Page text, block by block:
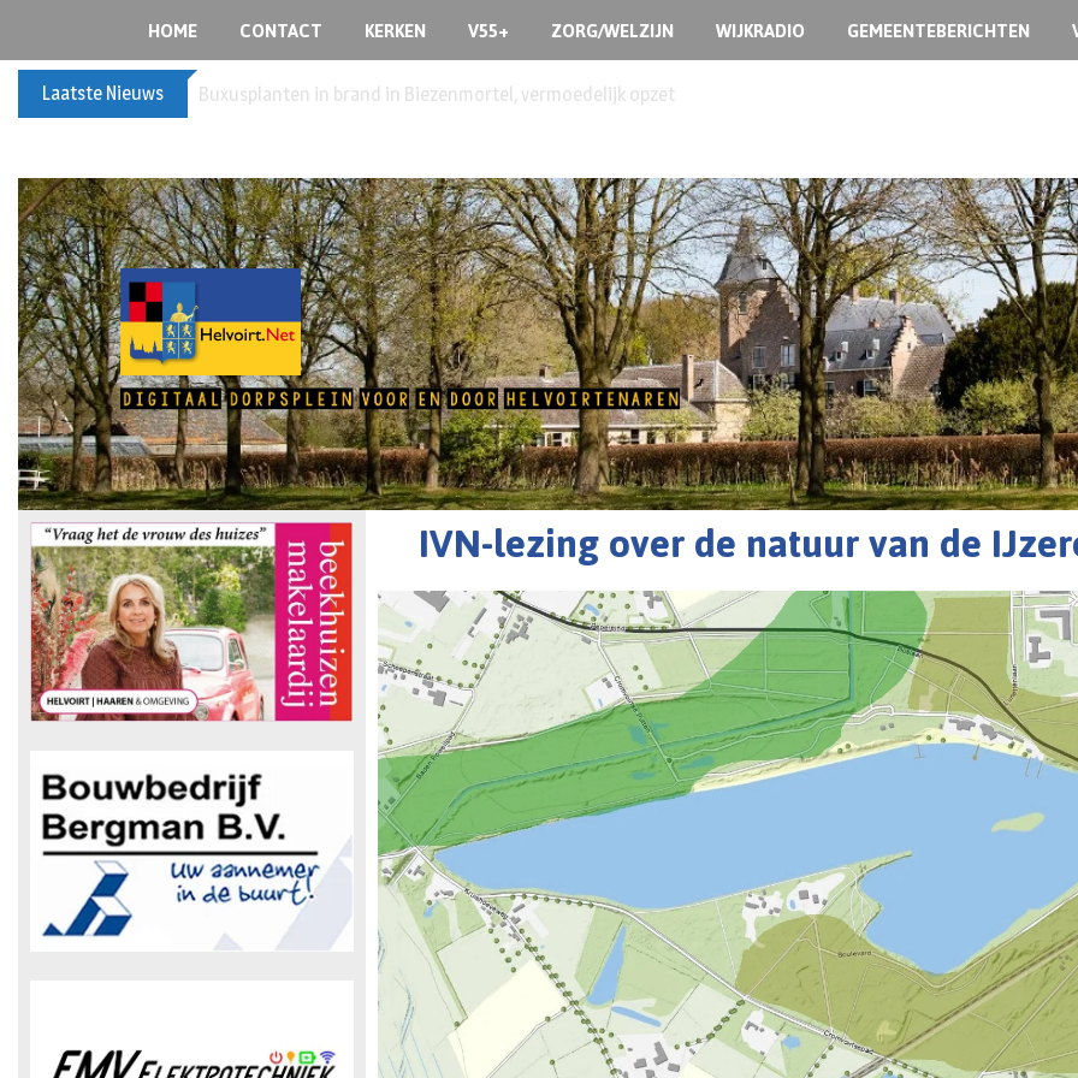
HOME CONTACT KERKEN V55+ ZORG/WELZIJN WIJKRADIO GEMEENTEBERICHTEN
Laatste Nieuws Buxusplanten in brand in Biezenmortel, vermoedelijk opzet
IVN-lezing over de natuur van de